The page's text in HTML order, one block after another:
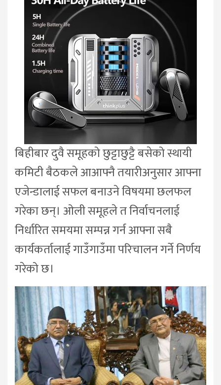
बिहीबार दुवै समूहको छुट्टाछुट्टै बसेको स्थायी
कमिटी बैठकले आआफ्नै तयारीअनुसार आफ्ना
एजेन्डालाई सफल बनाउने विषयमा छलफल
गरेका छन्। ओली समूहले त निर्वाचनलाई
निर्धारित समयमा सम्पन्न गर्न आफ्ना सबै
कार्यकर्तालाई गाउँगाउँमा परिचालन गर्ने निर्णय
गरेको छ।